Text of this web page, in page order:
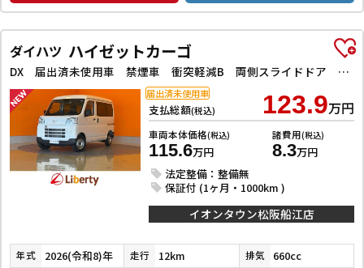
ダイハツ ハイゼットカーゴ
DX 届出済未使用車 禁煙車 衝突軽減B 両側スライドドア アイドリングストップ 障害物センサー ヘッドライトレベライザー
支払総額(税込) 123.9万円
車両本体価格(税込)
115.6万円
諸費用(税込)
8.3万円
法定整備：整備無
保証付 (1ヶ月・1000km )
届出済未使用車
イオンタウン松阪船江店
年式 2026(令和8)年 走行 12km 排気 660cc